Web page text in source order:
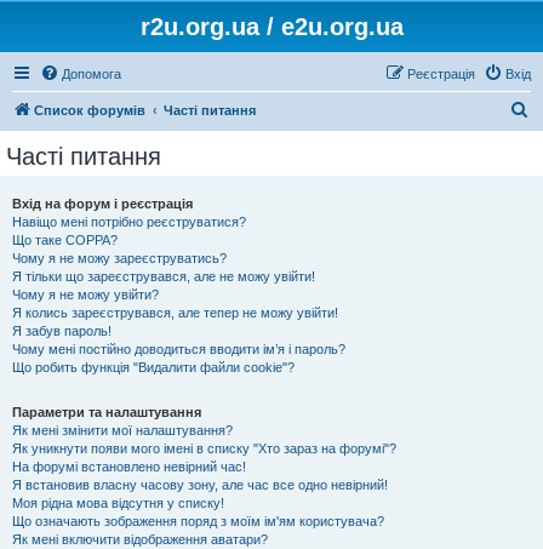
r2u.org.ua / e2u.org.ua
Допомога Вхід
Реєстрація
Список форумів Часті питання
Часті питання
Вхід на форум і реєстрація
Навіщо мені потрібно реєструватися?
Що таке COPPA?
Чому я не можу зареєструватись?
Я тільки що зареєструвався, але не можу увійти!
Чому я не можу увійти?
Я колись зареєструвався, але тепер не можу увійти!
Я забув пароль!
Чому мені постійно доводиться вводити ім’я і пароль?
Що робить функція "Видалити файли cookie"?
Параметри та налаштування
Як мені змінити мої налаштування?
Як уникнути появи мого імені в списку "Хто зараз на форумі"?
На форумі встановлено невірний час!
Я встановив власну часову зону, але час все одно невірний!
Моя рідна мова відсутня у списку!
Що означають зображення поряд з моїм ім'ям користувача?
Як мені включити відображення аватари?